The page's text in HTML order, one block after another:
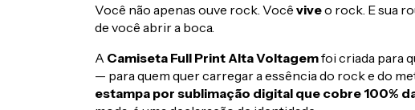
Você não apenas ouve rock. Você viveo rock. E sua
de você abrir a boca.
A Camiseta Full Print Alta Voltagemfoi criada para
— para quem quer carregar a essência do rock e do
estampa por sublimação digital que cobre 100%